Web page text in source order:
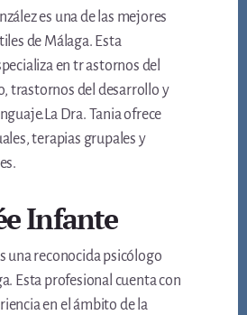
es una de las mejores
de Málaga. Esta
en tr astornos del
trastornos del desarrollo y
Dra. Tania ofrece
terapias grupales y
Infante
una reconocida psicólogo
Esta profesional cuenta con
en el ámbito de la